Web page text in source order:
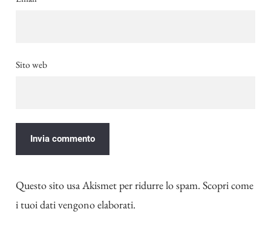
Sito web
Questo sito usa Akismet per ridurre lo spam. Scopri come
i tuoi dati vengono elaborati.